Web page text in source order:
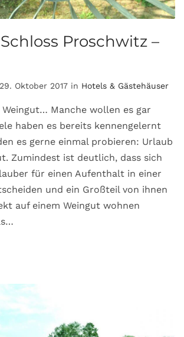
Proschwitz –
Oktober 2017 in Hotels & Gästehäuser
Manche wollen es gar
haben es bereits kennengelernt
es gerne einmal probieren: Urlaub
Zumindest ist deutlich, dass sich
für einen Aufenthalt in einer
und ein Großteil von ihnen
auf einem Weingut wohnen